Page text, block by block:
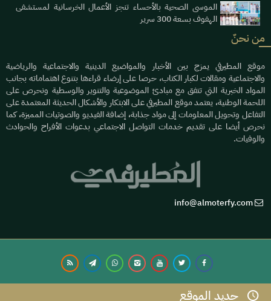
الموسى الصحية بالأحساء تنجز الأعمال الخرسانية لمستشفى
الهفوف بسعة 300 سرير
من نحنٌ
موقع المطيرفي يمزج بين الأخبار والمواضيع الدينية والاجتماعية والرياضية
والاجتماعية ومقالات لكبار الكتاب، حرصا على إرضاء قراءها بتنوع اهتماماته بجانب
المواد الخبرية التي تتفق مع مبادئ الموضوعية والتنوير والوسطية ونحرص على
اللحمة الوطنية، يعتمد موقع المطيرفي على الابتكار والأشكال الحديثة المعتمدة على
التفاعل وتحويل المعلومات إلى مواد جذابة، إضافة الفيديو والصوتيات المميزة، كما
نحرص أيضا على تقديم خدمات التواصل الاجتماعي بدعوات الأفراح والحوادث
والوفيات.
info@almoterfy.com
جديد الموقع